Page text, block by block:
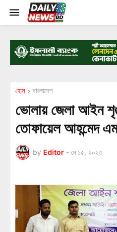
হোম বাংলাদেশ
ভোলায় জেলা আইন
তোফায়েল আহন্মেদ
by Editor - মে ১৫, ২০২৩